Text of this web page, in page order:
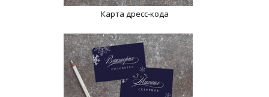
Карта дресс-кода